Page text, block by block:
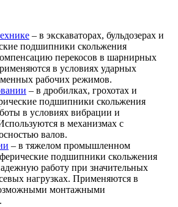
– в экскаваторах, бульдозерах и
подшипники скольжения
перекосов в шарнирных
в условиях ударных
рабочих режимов.
– в дробилках, грохотах и
подшипники скольжения
в условиях вибрации и
в механизмах с
валов.
– в тяжелом промышленном
подшипники скольжения
работу при значительных
нагрузках. Применяются в
монтажными